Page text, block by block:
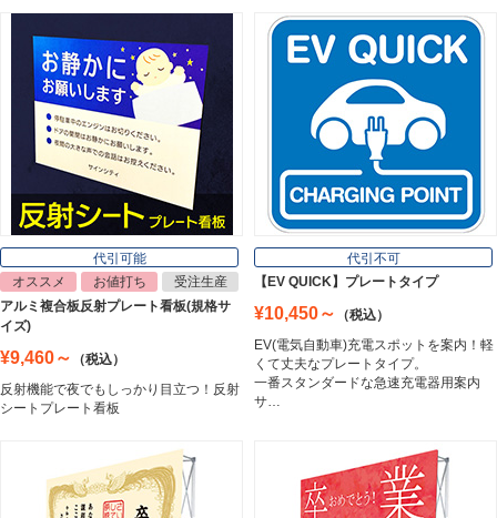
Magnet Sheet
インクジェットメディア
Inkjet Media
看板照明
Lighting Equipment
トラスコ中山
Trusco Nakayama
代引可能
オススメ
お値打ち
受注生産
アルミ複合板反射プレート看板(規格サ
イズ)
¥9,460～
（税込）
反射機能で夜でもしっかり目立つ！反射
シートプレート看板
代引不可
【EV QUICK】プレートタイプ
¥10,450～
（税込）
EV(電気自動車)充電スポットを案内！軽
くて丈夫なプレートタイプ。
一番スタンダードな急速充電器用案内
サ…